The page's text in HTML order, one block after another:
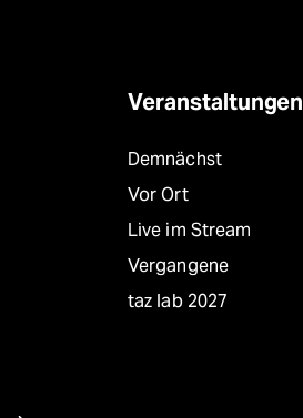
Veranstaltungen
Demnächst
Vor Ort
Live im Stream
Vergangene
taz lab 2027